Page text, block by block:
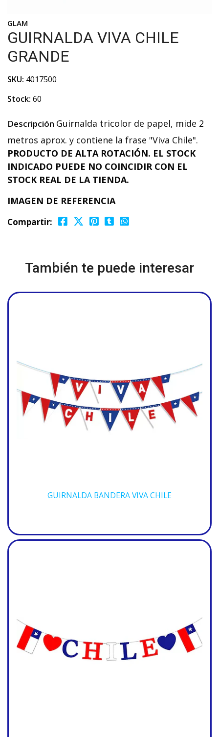
GLAM
GUIRNALDA VIVA CHILE
GRANDE
SKU: 4017500
Stock: 60
Descripción Guirnalda tricolor de papel, mide 2
metros aprox. y contiene la frase "Viva Chile".
PRODUCTO DE ALTA ROTACIÓN. EL STOCK
INDICADO PUEDE NO COINCIDIR CON EL
STOCK REAL DE LA TIENDA.
IMAGEN DE REFERENCIA
Compartir:
También te puede interesar
GUIRNALDA BANDERA VIVA CHILE